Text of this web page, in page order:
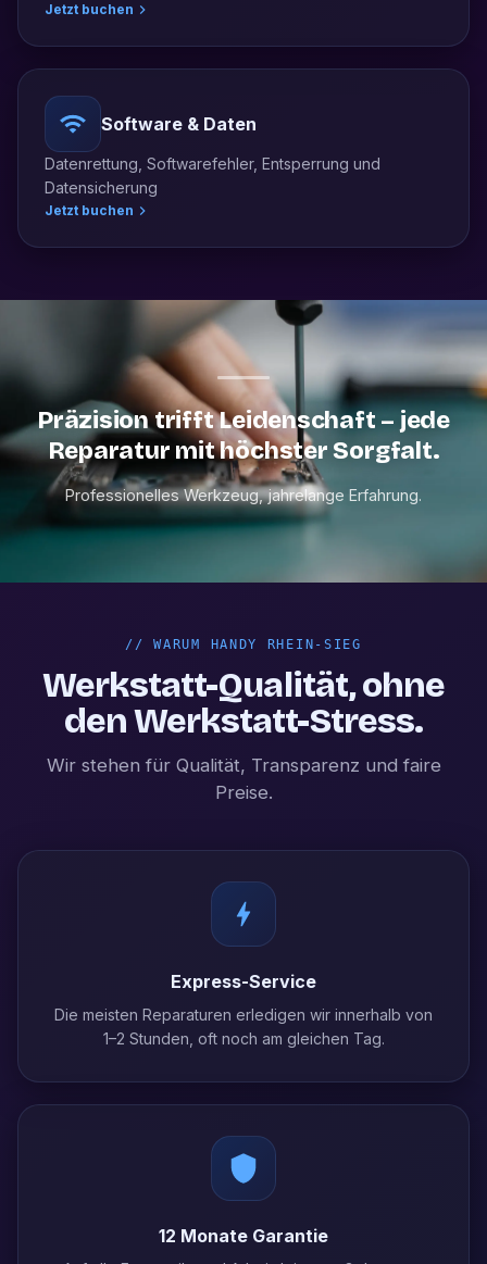
Jetzt buchen
Software & Daten
Datenrettung, Softwarefehler, Entsperrung und
Datensicherung
Jetzt buchen
Präzision trifft Leidenschaft – jede
Reparatur mit höchster Sorgfalt.
Professionelles Werkzeug, jahrelange Erfahrung.
//WARUM HANDY RHEIN-SIEG
Werkstatt-Qualität, ohne
den Werkstatt-Stress.
Wir stehen für Qualität, Transparenz und faire
Preise.
Express-Service
Die meisten Reparaturen erledigen wir innerhalb von
1–2 Stunden, oft noch am gleichen Tag.
12 Monate Garantie